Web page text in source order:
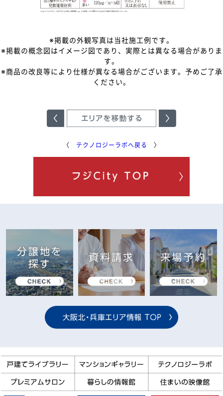
※掲載の外観写真は当社施工例です。
※掲載の概念図はイメージ図であり、実際とは異なる場合がありま
す。
※商品の改良等により仕様が異なる場合がございます。予めご了承
ください。
〈 テクノロジーラボへ戻る 〉